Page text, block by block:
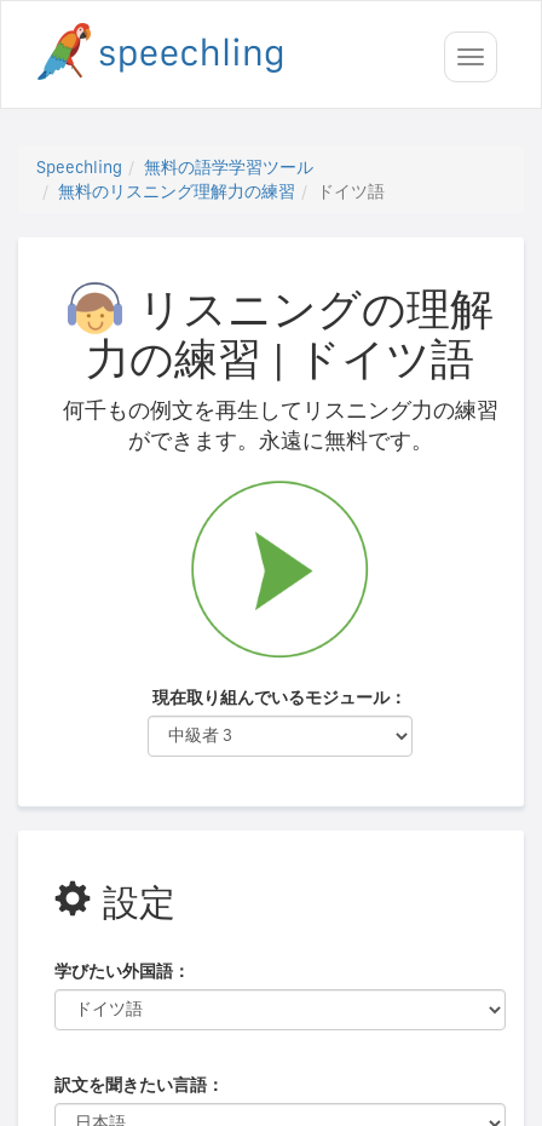
Toggle
Speechling
無料の語学学習ツール
無料のリスニング理解力の練習
ドイツ語
リスニングの理解
力の練習 | ドイツ語
何千もの例文を再生してリスニング力の練習
ができます。永遠に無料です。
現在取り組んでいるモジュール：
設定
学びたい外国語：
訳文を聞きたい言語：